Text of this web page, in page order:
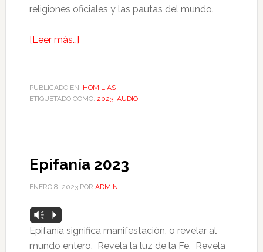
religiones oficiales y las pautas del mundo.
[Leer más…]
PUBLICADO EN: HOMILIAS
ETIQUETADO COMO: 2023, AUDIO
Epifanía 2023
ENERO 8, 2023POR ADMIN
Reproductor
de
audio
Vm P
Epifanía significa manifestación, o revelar al
mundo entero. Revela la luz de la Fe. Revela